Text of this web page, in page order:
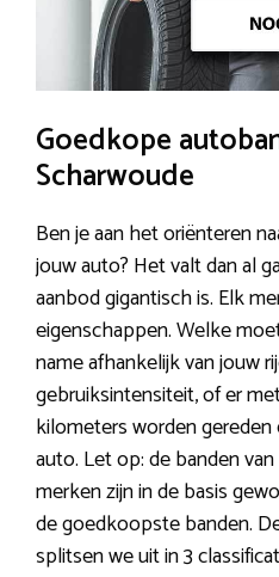
Goedkope
Scharwoude
Ben je aan het oriënteren
jouw auto? Het valt dan al
aanbod gigantisch is. Elk
eigenschappen. Welke
name afhankelijk van jouw
gebruiksintensiteit, of er
kilometers worden
auto. Let op: de banden
merken zijn in de basis
de goedkoopste banden.
splitsen we uit in 3